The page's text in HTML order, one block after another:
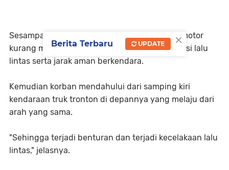
Sesampainya di lokasi kejadian, pengendara motor
kurang memperhatikan kondisi jalan dan situasi lalu
lintas serta jarak aman berkendara.
Kemudian korban mendahului dari samping kiri
kendaraan truk tronton di depannya yang melaju dari
arah yang sama.
"Sehingga terjadi benturan dan terjadi kecelakaan lalu
lintas," jelasnya.
×
Berita Terbaru UPDATE